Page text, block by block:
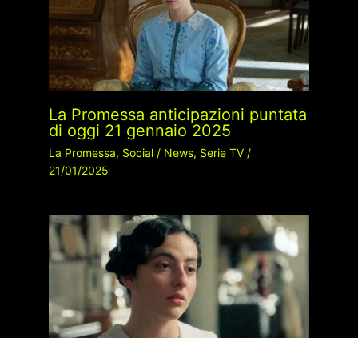
La Promessa anticipazioni puntata
di oggi 21 gennaio 2025
La Promessa, Social/ News, Serie TV/
21/01/2025